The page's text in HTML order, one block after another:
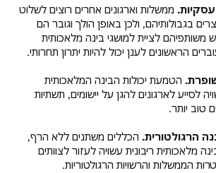
עסקיות. ממשלות וארגונים אחרים רוצים לשלוט
בגבולותיהם, ולכן באופן הולך וגובר הם
משותפיהם לציית למושגי בינה מלאכותית
הראשונים לענן יכול להיות יתרון תחרותי.
הטמעת יכולות הבינה המלאכותית
לסייע לארגונים להגן על יישומים, תשתיות
טוב יותר.
הרגולטורית. הכללים משתנים ללא הרף,
מלאכותית ריבונית עשויה לעזור לצוותים
הממשלות והרשויות הרגולטוריות.